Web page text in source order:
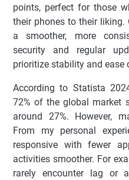
points, perfect for those
their phones to their liking.
a smoother, more
security and regular
prioritize stability and ease
According to Statista
72% of the global market
around 27%. However,
From my personal
responsive with fewer
activities smoother. For
rarely encounter lag or